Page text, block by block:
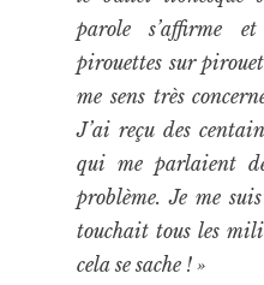
parole s’affirme
pirouettes sur
me sens très
J’ai reçu des
qui me parlaient
problème. Je me
touchait tous les
cela se sache ! »